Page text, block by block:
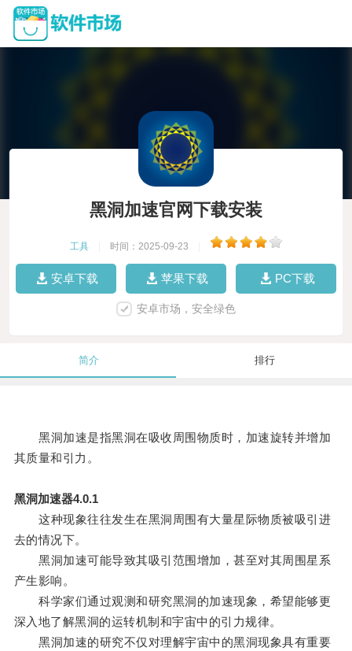
黑洞加速官网下载安装
工具 时间：2025-09-23
安卓下载 苹果下载 PC下载
安卓市场，安全绿色
简介 排行
黑洞加速是指黑洞在吸收周围物质时，加速旋转并增加
其质量和引力。
黑洞加速器4.0.1
这种现象往往发生在黑洞周围有大量星际物质被吸引进
去的情况下。
黑洞加速可能导致其吸引范围增加，甚至对其周围星系
产生影响。
科学家们通过观测和研究黑洞的加速现象，希望能够更
深入地了解黑洞的运转机制和宇宙中的引力规律。
黑洞加速的研究不仅对理解宇宙中的黑洞现象具有重要